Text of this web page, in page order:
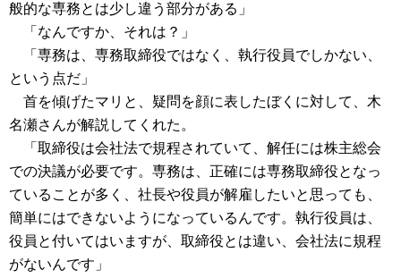
般的な専務とは少し違う部分がある」
「なんですか、それは？」
「専務は、専務取締役ではなく、執行役員でしかない、
という点だ」
首を傾げたマリと、疑問を顔に表したぼくに対して、木
名瀬さんが解説してくれた。
「取締役は会社法で規程されていて、解任には株主総会
での決議が必要です。専務は、正確には専務取締役となっ
ていることが多く、社長や役員が解雇したいと思っても、
簡単にはできないようになっているんです。執行役員は、
役員と付いてはいますが、取締役とは違い、会社法に規程
がないんです」